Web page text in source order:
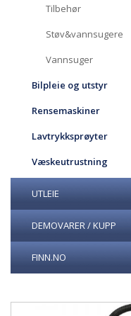
Tilbehør
Støv&vannsugere
Vannsuger
Bilpleie og utstyr
Rensemaskiner
Lavtrykksprøyter
Væskeutrustning
UTLEIE
DEMOVARER / KUPP
FINN.NO